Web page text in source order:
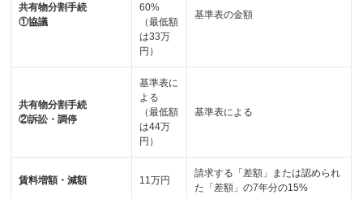
共有物分割手続
①協議
60%
（最低額
は33万
円）
基準表の金額
共有物分割手続
②訴訟・調停
基準表に
よる
（最低額
は44万
円）
基準表による
賃料増額・減額 11万円
請求する「差額」または認められ
た「差額」の7年分の15%